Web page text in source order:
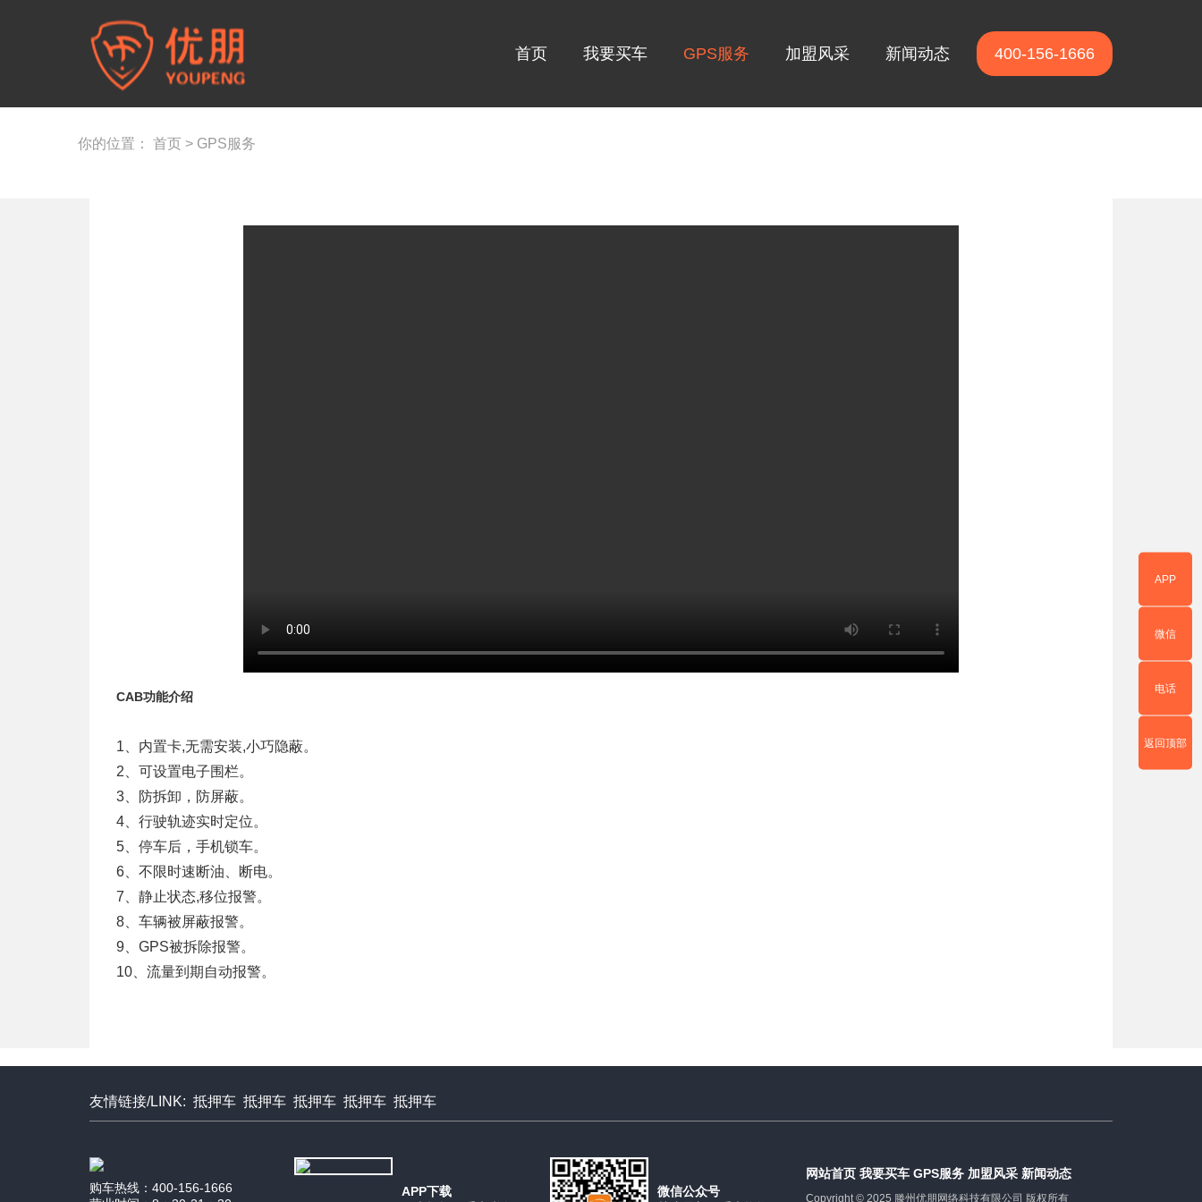
首页 我要买车 GPS服务 加盟风采 新闻动态 400-156-1666
你的位置： 首页 > GPS服务
CAB功能介绍
1、内置卡,无需安装,小巧隐蔽。
2、可设置电子围栏。
3、防拆卸，防屏蔽。
4、行驶轨迹实时定位。
5、停车后，手机锁车。
6、不限时速断油、断电。
7、静止状态,移位报警。
8、车辆被屏蔽报警。
9、GPS被拆除报警。
10、流量到期自动报警。
APP
微信
电话
返回顶部
友情链接/LINK: 抵押车 抵押车 抵押车 抵押车 抵押车
购车热线：400-156-1666
APP下载
微信公众号
网站首页 我要买车 GPS服务 加盟风采 新闻动态
Copyright © 2025 滕州优朋网络科技有限公司 版权所有